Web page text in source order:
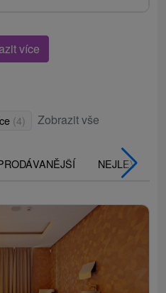
více
(4) Zobrazit vše
NEJLEVNĚJŠÍ